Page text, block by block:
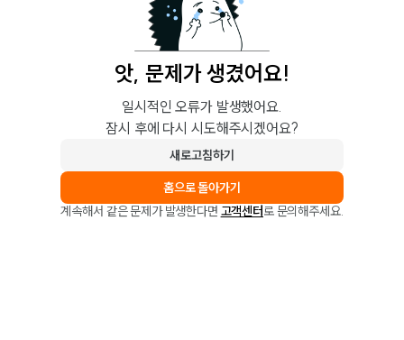
앗, 문제가 생겼어요!
일시적인 오류가 발생했어요.
잠시 후에 다시 시도해주시겠어요?
새로고침하기
홈으로 돌아가기
계속해서 같은 문제가 발생한다면 고객센터로 문의해주세요.